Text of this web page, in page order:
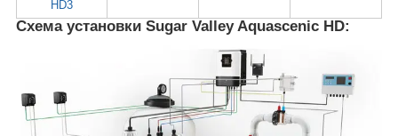
HD3
Схема установки Sugar Valley Aquascenic HD: